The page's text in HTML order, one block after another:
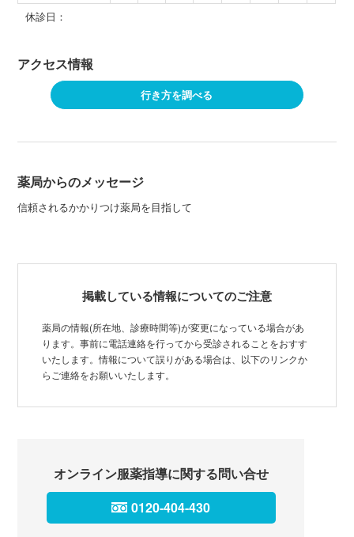
休診日：
アクセス情報
行き方を調べる
薬局からのメッセージ
信頼されるかかりつけ薬局を目指して
掲載している情報についてのご注意
薬局の情報(所在地、診療時間等)が変更になっている場合があ
ります。事前に電話連絡を行ってから受診されることをおすす
いたします。情報について誤りがある場合は、以下のリンクか
らご連絡をお願いいたします。
オンライン服薬指導に関する問い合せ
0120-404-430